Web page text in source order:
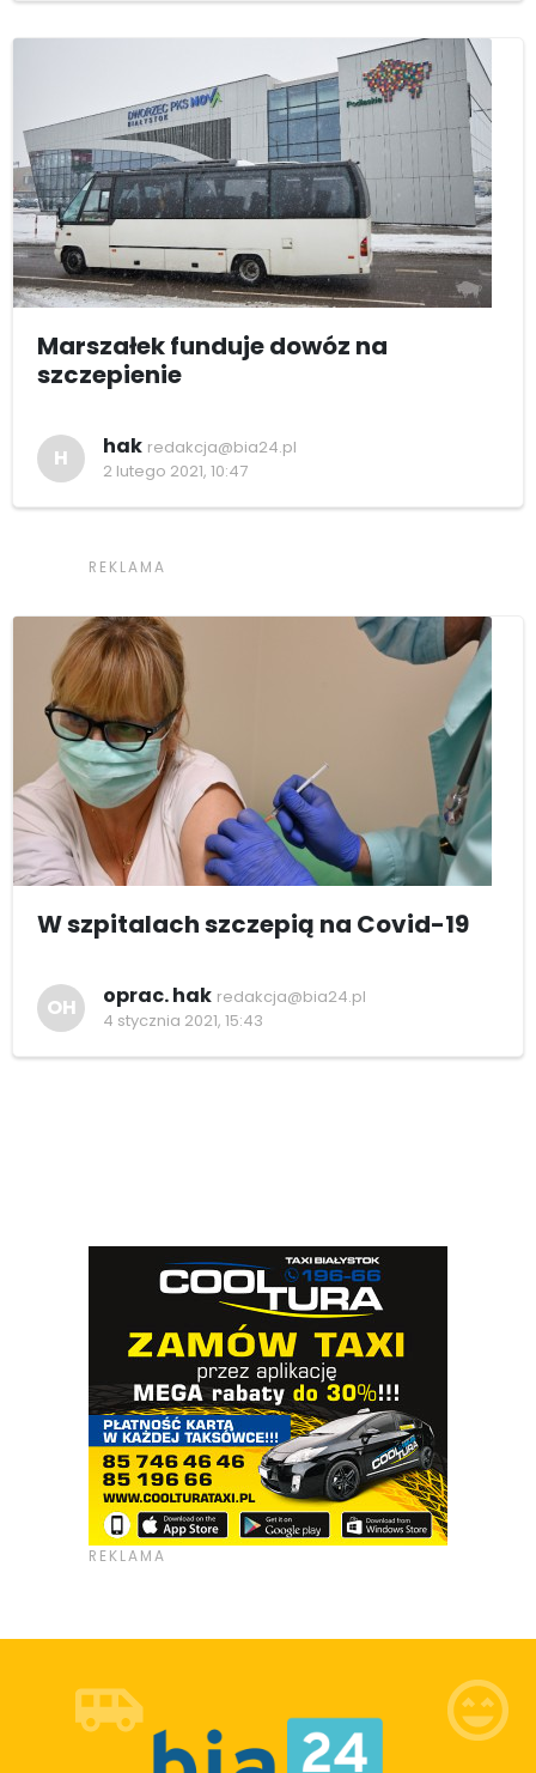
Marszałek funduje dowóz na
szczepienie
H hak redakcja@bia24.pl
2 lutego 2021, 10:47
W szpitalach szczepią na Covid-19
OH oprac. hak redakcja@bia24.pl
4 stycznia 2021, 15:43